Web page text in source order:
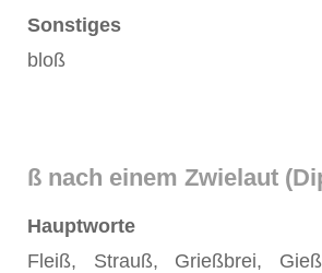
Sonstiges
bloß
ß nach einem Zwielaut
Hauptworte
Fleiß, Strauß, Grießbrei,